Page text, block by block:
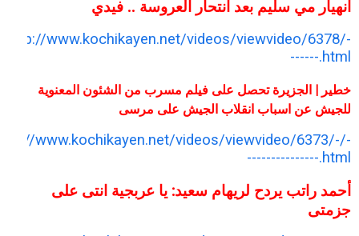
انهيار مي سليم بعد انتحار العروسة .. فيدي
http://www.kochikayen.net/videos/viewvideo/6378/-
------.html
خطير | الجزيرة تحصل على فيلم مسرب من الشئون المعنوية
للجيش عن اسباب انقلاب الجيش على مرسى
www.kochikayen.net/videos/viewvideo/6373/-/-
---------------.html
أحمد راتب يردح لريهام سعيد: يا عربجية انتى على
جزمتى